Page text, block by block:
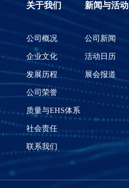
关于我们
公司概况
企业文化
发展历程
公司荣誉
质量与EHS体系
社会责任
联系我们
新闻与活动
公司新闻
活动日历
展会报道